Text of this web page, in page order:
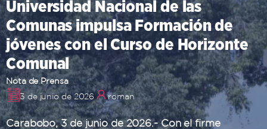
Universidad Nacional de las
Comunas impulsa Formación de
jóvenes con el Curso de Horizonte
Comunal
Nota de Prensa
3 de junio de 2026
roman
Carabobo, 3 de junio de 2026.- Con el firme